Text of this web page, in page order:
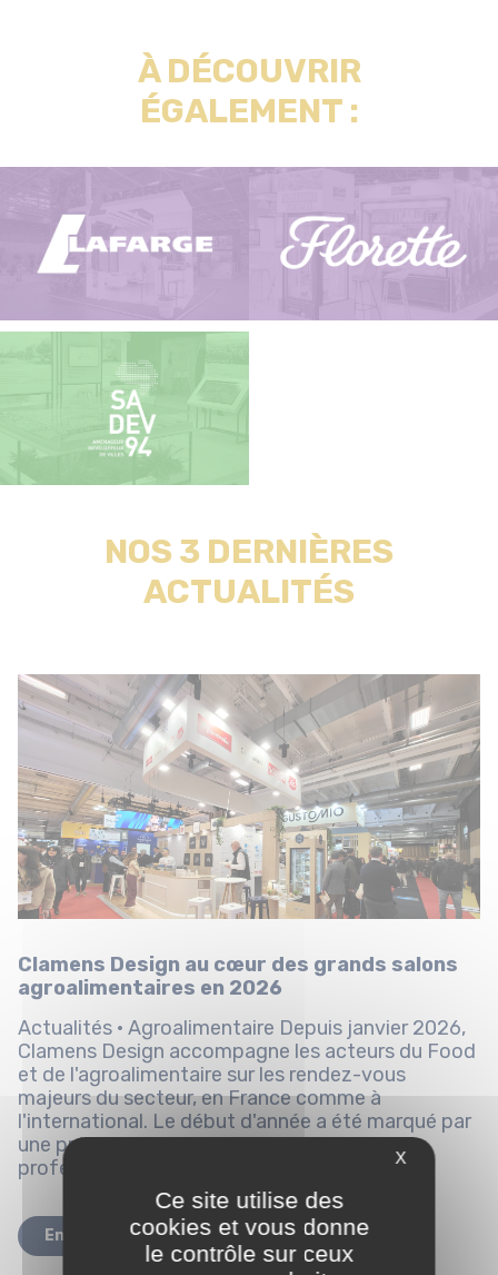
À DÉCOUVRIR
ÉGALEMENT :
NOS 3 DERNIÈRES
ACTUALITÉS
Clamens Design au cœur des grands salons
agroalimentaires en 2026
Actualités · Agroalimentaire Depuis janvier 2026,
Clamens Design accompagne les acteurs du Food
et de l'agroalimentaire sur les rendez-vous
majeurs du secteur, en France comme à
l'international. Le début d'année a été marqué par
une présence soutenue sur plusieurs salons
professionnels de référence,...
En savoir plus
X
Ce site utilise des
cookies et vous donne
le contrôle sur ceux